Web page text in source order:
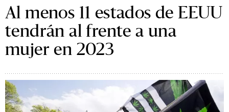
Al menos 11 estados de EEUU
tendrán al frente a una
mujer en 2023